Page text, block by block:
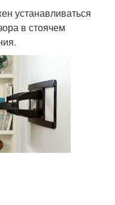
устанавливаться
в стоячем